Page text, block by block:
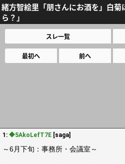
緒方智絵里「朋さんにお酒を」白菊
ら？」
スレ一覧
最初へ 前へ
1: ◆5AkoLefT7E [saga]
～6月下旬：事務所・会議室～